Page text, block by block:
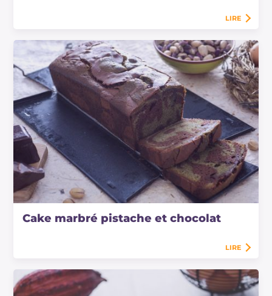
LIRE
Cake marbré pistache et chocolat
LIRE